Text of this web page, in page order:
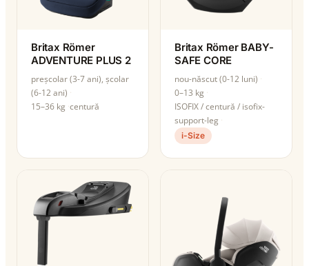
Britax Römer
ADVENTURE PLUS 2
preșcolar (3-7 ani), școlar
(6-12 ani)
15–36 kg centură
Britax Römer BABY-
SAFE CORE
nou-născut (0-12 luni)
0–13 kg
ISOFIX / centură / isofix-
support-leg
i-Size